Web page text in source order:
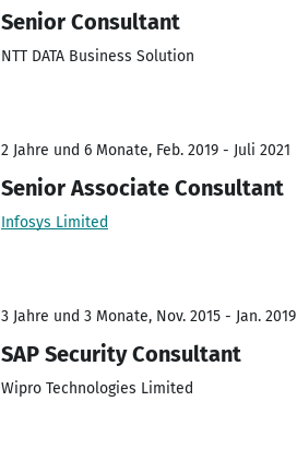
Senior Consultant
NTT DATA Business Solution
2 Jahre und 6 Monate, Feb. 2019 - Juli 2021
Senior Associate Consultant
Infosys Limited
3 Jahre und 3 Monate, Nov. 2015 - Jan. 2019
SAP Security Consultant
Wipro Technologies Limited